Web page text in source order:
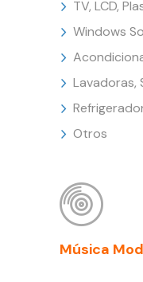
TV, LCD,
Windows
Lavadoras,
Otros
Música